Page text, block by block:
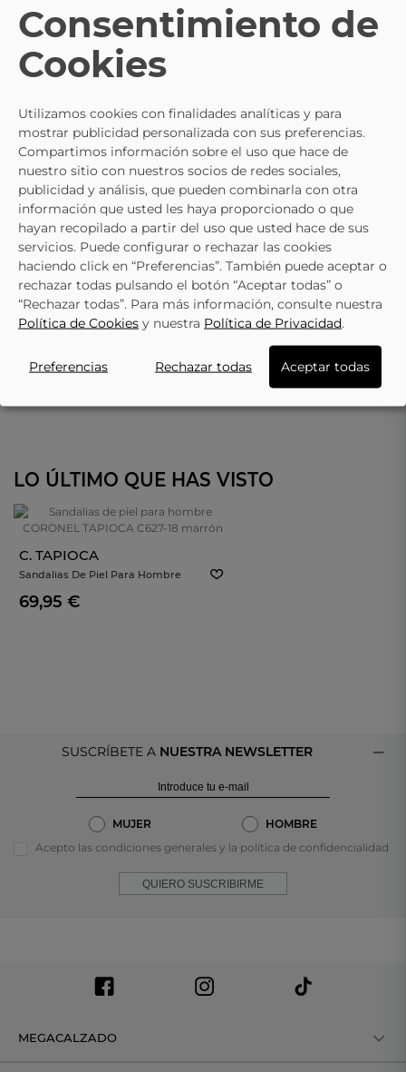
- 10%
C. TAPIOCA
66,95 € 74,95 €
Para Hombre
62,95 € 69,95 €
LO ÚLTIMO QUE HAS VISTO
C. TAPIOCA
Sandalias De Piel Para Hombre
CORONEL TAPIOCA C627-18 Marrón
69,95 €
SUSCRÍBETE A NUESTRA NEWSLETTER
MUJER
HOMBRE
Acepto las condiciones generales y la política de confidencialidad
QUIERO SUSCRIBIRME
MEGACALZADO
Consentimiento de
Cookies
Utilizamos cookies con finalidades analíticas y para
mostrar publicidad personalizada con sus preferencias.
Compartimos información sobre el uso que hace de
nuestro sitio con nuestros socios de redes sociales,
publicidad y análisis, que pueden combinarla con otra
información que usted les haya proporcionado o que
hayan recopilado a partir del uso que usted hace de sus
servicios. Puede configurar o rechazar las cookies
haciendo click en “Preferencias”. También puede aceptar o
rechazar todas pulsando el botón “Aceptar todas” o
“Rechazar todas”. Para más información, consulte nuestra
Política de Cookies y nuestra Política de Privacidad.
Preferencias Rechazar todas Aceptar todas